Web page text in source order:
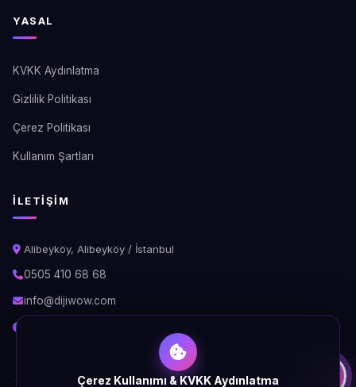
YASAL
KVKK Aydınlatma
Gizlilik Politikası
Çerez Politikası
Kullanım Şartları
İLETIŞIM
Alibeyköy, Alibeyköy / İstanbul
0505 410 68 68
info@dijiwow.com
Çerez Kullanımı & KVKK Aydınlatma